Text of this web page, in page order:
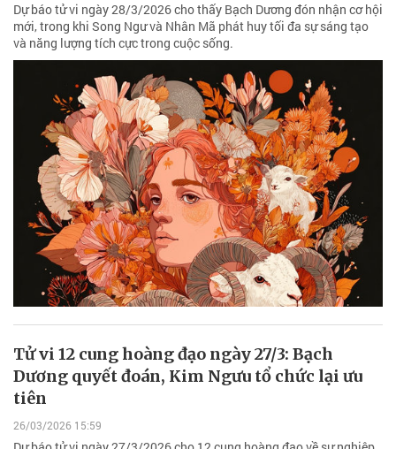
Dự báo tử vi ngày 28/3/2026 cho thấy Bạch Dương đón nhận cơ hội
mới, trong khi Song Ngư và Nhân Mã phát huy tối đa sự sáng tạo
và năng lượng tích cực trong cuộc sống.
Tử vi 12 cung hoàng đạo ngày 27/3: Bạch
Dương quyết đoán, Kim Ngưu tổ chức lại ưu
tiên
26/03/2026 15:59